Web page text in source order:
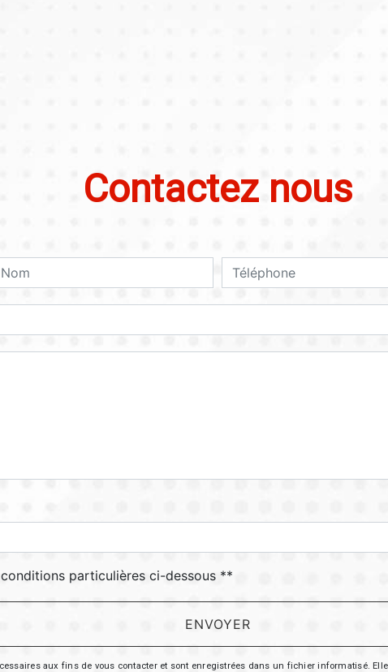
Contactez nous
particulières ci-dessous **
ENVOYER
aux fins de vous contacter et sont enregistrées dans un fichier informatisé.